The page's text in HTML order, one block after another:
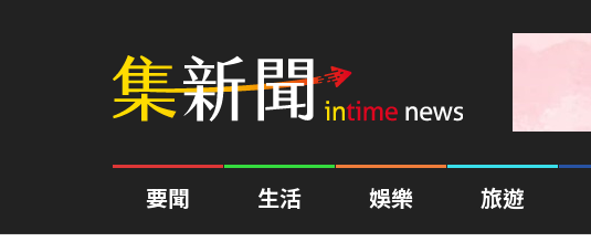
要聞 生活 娛樂 旅遊